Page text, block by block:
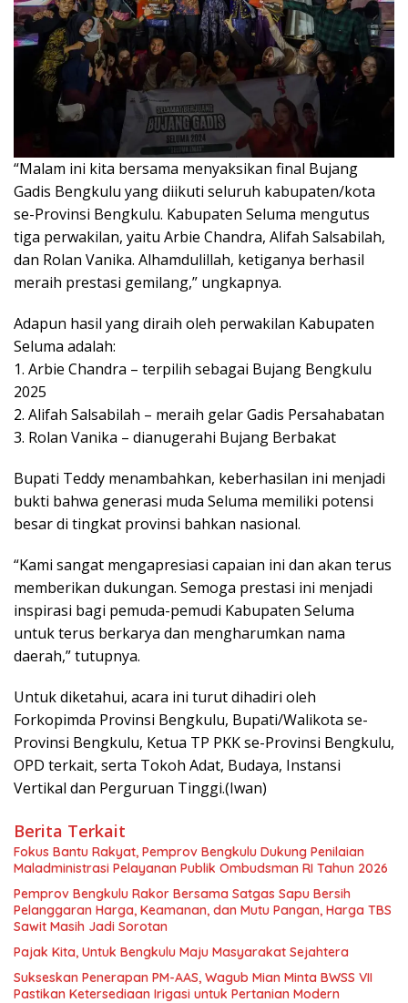
“Malam ini kita bersama menyaksikan final Bujang
Gadis Bengkulu yang diikuti seluruh kabupaten/kota
se-Provinsi Bengkulu. Kabupaten Seluma mengutus
tiga perwakilan, yaitu Arbie Chandra, Alifah Salsabilah,
dan Rolan Vanika. Alhamdulillah, ketiganya berhasil
meraih prestasi gemilang,” ungkapnya.
Adapun hasil yang diraih oleh perwakilan Kabupaten
Seluma adalah:
1. Arbie Chandra – terpilih sebagai Bujang Bengkulu
2025
2. Alifah Salsabilah – meraih gelar Gadis Persahabatan
3. Rolan Vanika – dianugerahi Bujang Berbakat
Bupati Teddy menambahkan, keberhasilan ini menjadi
bukti bahwa generasi muda Seluma memiliki potensi
besar di tingkat provinsi bahkan nasional.
“Kami sangat mengapresiasi capaian ini dan akan terus
memberikan dukungan. Semoga prestasi ini menjadi
inspirasi bagi pemuda-pemudi Kabupaten Seluma
untuk terus berkarya dan mengharumkan nama
daerah,” tutupnya.
Untuk diketahui, acara ini turut dihadiri oleh
Forkopimda Provinsi Bengkulu, Bupati/Walikota se-
Provinsi Bengkulu, Ketua TP PKK se-Provinsi Bengkulu,
OPD terkait, serta Tokoh Adat, Budaya, Instansi
Vertikal dan Perguruan Tinggi.(Iwan)
Berita Terkait
Fokus Bantu Rakyat, Pemprov Bengkulu Dukung Penilaian
Maladministrasi Pelayanan Publik Ombudsman RI Tahun 2026
Pemprov Bengkulu Rakor Bersama Satgas Sapu Bersih
Pelanggaran Harga, Keamanan, dan Mutu Pangan, Harga TBS
Sawit Masih Jadi Sorotan
Pajak Kita, Untuk Bengkulu Maju Masyarakat Sejahtera
Sukseskan Penerapan PM-AAS, Wagub Mian Minta BWSS VII
Pastikan Ketersediaan Irigasi untuk Pertanian Modern